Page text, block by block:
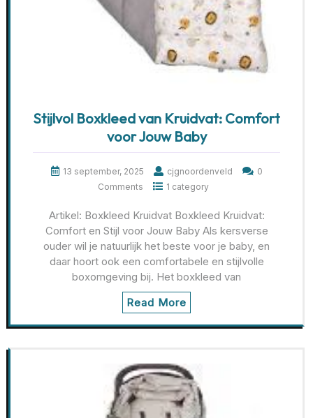
Stijlvol Boxkleed van Kruidvat: Comfort
voor Jouw Baby
13 september, 2025 cjgnoordenveld
0
Comments
1 category
Artikel: Boxkleed Kruidvat Boxkleed Kruidvat:
Comfort en Stijl voor Jouw Baby Als kersverse
ouder wil je natuurlijk het beste voor je baby, en
daar hoort ook een comfortabele en stijlvolle
boxomgeving bij. Het boxkleed van
Read More